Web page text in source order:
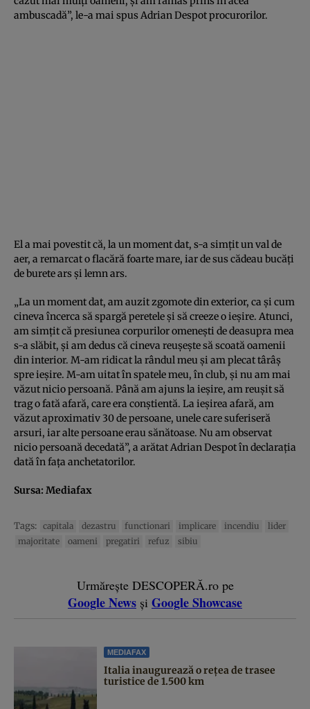
ambuscadă”, le-a mai spus Adrian Despot procurorilor.
El a mai povestit că, la un moment dat, s-a simţit un val de
aer, a remarcat o flacără foarte mare, iar de sus cădeau bucăţi
de burete ars şi lemn ars.
„La un moment dat, am auzit zgomote din exterior, ca şi cum
cineva încerca să spargă peretele şi să creeze o ieşire. Atunci,
am simţit că presiunea corpurilor omeneşti de deasupra mea
s-a slăbit, şi am dedus că cineva reuşeşte să scoată oamenii
din interior. M-am ridicat la rândul meu şi am plecat târâş
spre ieşire. M-am uitat în spatele meu, în club, şi nu am mai
văzut nicio persoană. Până am ajuns la ieşire, am reuşit să
trag o fată afară, care era conştientă. La ieşirea afară, am
văzut aproximativ 30 de persoane, unele care suferiseră
arsuri, iar alte persoane erau sănătoase. Nu am observat
nicio persoană decedată”, a arătat Adrian Despot în declaraţia
dată în faţa anchetatorilor.
Sursa: Mediafax
Tags: capitala dezastru functionari implicare incendiu
lider
majoritate
oameni pregatiri refuz sibiu
Urmărește DESCOPERĂ.ro pe
Google News și Google Showcase
MEDIAFAX
Italia inaugurează o rețea de trasee
turistice de 1.500 km